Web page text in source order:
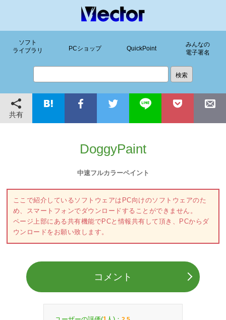
ソフト
ライブラリ
PCショップ QuickPoint
みんなの
電子署名
共有
DoggyPaint
中速フルカラーペイント
ここで紹介しているソフトウェアはPC向けのソフトウェアのた
め、スマートフォンでダウンロードすることができません。
ページ上部にある共有機能でPCと情報共有して頂き、PCからダ
ウンロードをお願い致します。
コメント